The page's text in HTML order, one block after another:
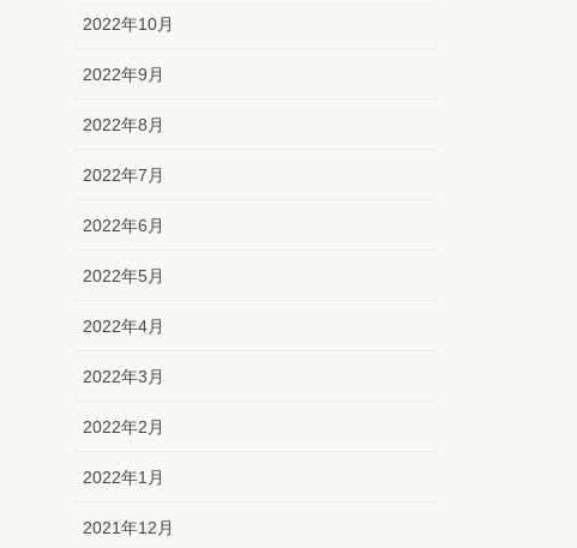
2022年10月
2022年9月
2022年8月
2022年7月
2022年6月
2022年5月
2022年4月
2022年3月
2022年2月
2022年1月
2021年12月